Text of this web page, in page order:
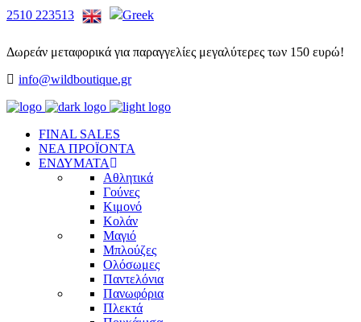
2510 223513
Δωρεάν μεταφορικά για παραγγελίες μεγαλύτερες των 150 ευρώ!
info@wildboutique.gr
FINAL SALES
ΝΕΑ ΠΡΟΪΟΝΤΑ
ΕΝΔΥΜΑΤΑ
Αθλητικά
Γούνες
Κιμονό
Κολάν
Μαγιό
Μπλούζες
Ολόσωμες
Παντελόνια
Πανωφόρια
Πλεκτά